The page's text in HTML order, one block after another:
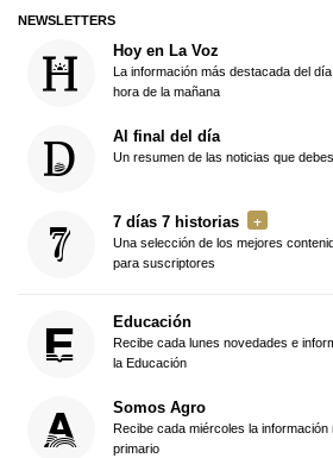
NEWSLETTERS
Hoy en La Voz
La información más destacada del
hora de la mañana
Al final del día
Un resumen de las noticias que
7 días 7 historias
Una selección de los mejores
para suscriptores
Educación
Recibe cada lunes novedades e
la Educación
Somos Agro
Recibe cada miércoles la
primario